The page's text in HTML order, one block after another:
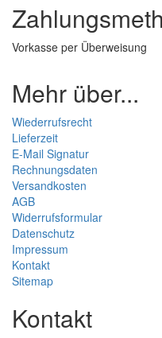
Vorkasse per Überweisung
Mehr über...
Wiederrufsrecht
Lieferzeit
E-Mail Signatur
Rechnungsdaten
Versandkosten
AGB
Widerrufsformular
Datenschutz
Impressum
Kontakt
Sitemap
Kontakt